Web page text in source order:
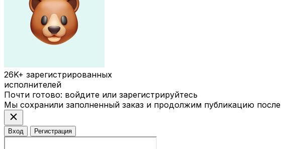
26K+ зарегистрированных
исполнителей
Почти готово: войдите или зарегистрируйтесь
Мы сохранили заполненный заказ и продолжим публикацию
close
Вход Регистрация